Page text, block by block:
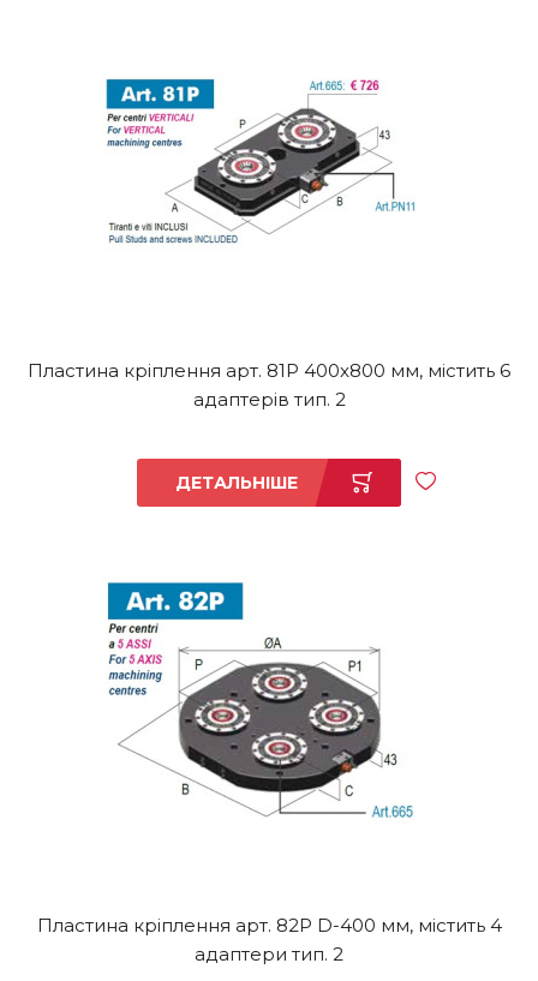
Пластина кріплення арт. 81P 400x800 мм, містить 6
адаптерів тип. 2
ДЕТАЛЬНІШЕ
Пластина кріплення арт. 82P D-400 мм, містить 4
адаптери тип. 2